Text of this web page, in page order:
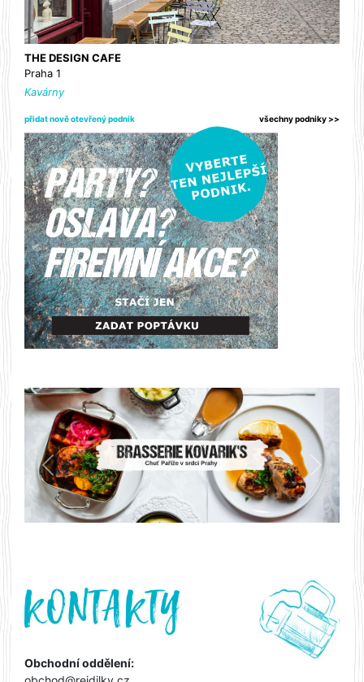
THE DESIGN CAFE
Praha 1
Kavárny
přidat nově otevřený podnik všechny podniky >>
Předchozí Další
Obchodní oddělení: